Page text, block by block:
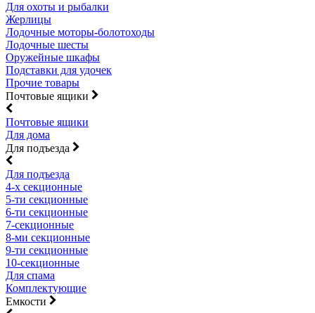
Для охоты и рыбалки
Жерлицы
Лодочные моторы-болотоходы
Лодочные шесты
Оружейные шкафы
Подставки для удочек
Прочие товары
Почтовые ящики
Почтовые ящики
Для дома
Для подъезда
Для подъезда
4-х секционные
5-ти секционные
6-ти секционные
7-секционные
8-ми секционные
9-ти секционные
10-секционные
Для спама
Комплектующие
Емкости